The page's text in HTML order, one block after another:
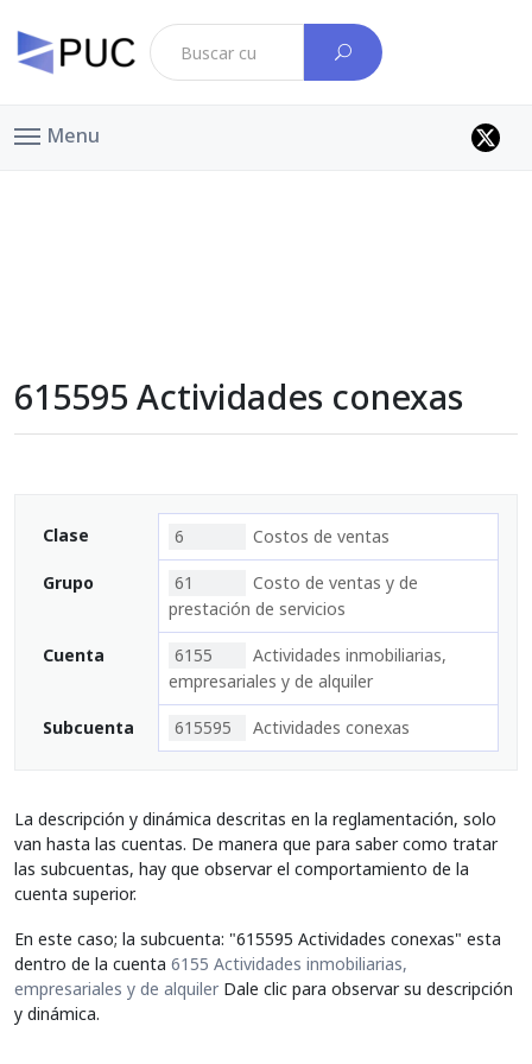
Menu
615595 Actividades conexas
Clase 6 Costos de ventas
Grupo 61
Costo de ventas y de
prestación de servicios
Cuenta 6155
Actividades inmobiliarias,
empresariales y de alquiler
Subcuenta 615595 Actividades conexas
La descripción y dinámica descritas en la reglamentación, solo
van hasta las cuentas. De manera que para saber como tratar
las subcuentas, hay que observar el comportamiento de la
cuenta superior.
En este caso; la subcuenta: "615595 Actividades conexas" esta
dentro de la cuenta 6155 Actividades inmobiliarias,
empresariales y de alquiler Dale clic para observar su descripción
y dinámica.